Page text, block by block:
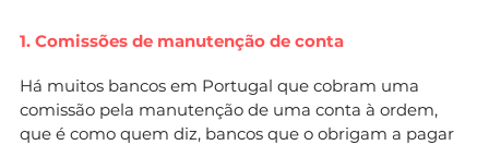
1. Comissões de manutenção de conta
Há muitos bancos em Portugal que cobram uma
comissão pela manutenção de uma conta à ordem,
que é como quem diz, bancos que o obrigam a pagar